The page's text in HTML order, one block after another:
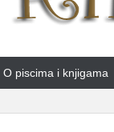
O piscima i knjigama